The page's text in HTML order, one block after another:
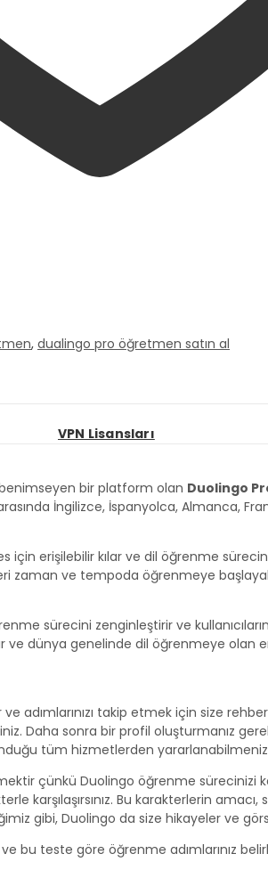
VPN Lisansları
, dualingo pro öğretmen satın al
benimseyen bir platform olan Duolingo
İngilizce, İspanyolca, Almanca,
için erişilebilir kılar ve dil öğrenme
ve tempoda öğrenmeye
sürecini zenginleştirir ve
dünya genelinde dil öğrenmeye olan
adımlarınızı takip etmek için size
Daha sonra bir profil oluşturmanız
tüm hizmetlerden
çünkü Duolingo öğrenme sürecinizi
karşılaşırsınız. Bu karakterlerin
gibi, Duolingo da size hikayeler ve
bu teste göre öğrenme adımlarınız